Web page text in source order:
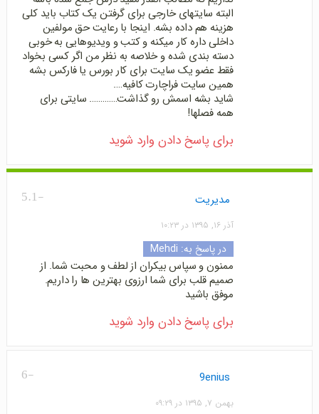
البته سایتهای خارجی برای گرفتن یک کتاب باید کلی
هزینه هم داده بشه. اینجا با رعایت حق مولفین
داخلی داره کار میکنه و کتب و ویدیوهایی به خوبی
دسته بندی شده و خلاصه به نظر من اگر کسی بخواد
فقط عضو یک سایت برای کار بورس یا فارکس بشه
همین سایت فراچارت کافیه….
شاید بشه اسمش رو گذاشت…………. سایتی برای
همه فصلها!
برای پاسخ دادن وارد شوید
-5.1 مدیریت
آذر ۱۶, ۱۳۹۵ در ۱۰:۲۳
در پاسخ به: Mehdi
ممنون و سپاس بیکران از لطف و محبت شما. از
صمیم قلب برای شما ارزوی بهترین ها را داریم.
موفق باشید
برای پاسخ دادن وارد شوید
-6 9enius
بهمن ۷, ۱۳۹۵ در ۰۹:۲۹